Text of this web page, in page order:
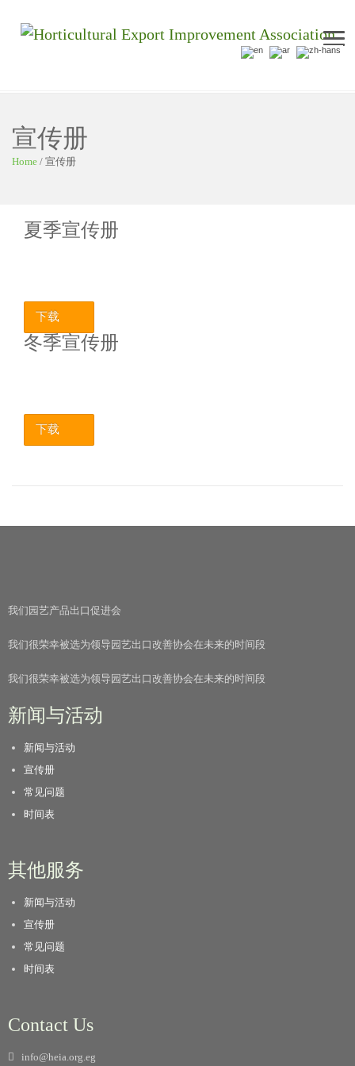
宣传册
Home / 宣传册
夏季宣传册
下载
冬季宣传册
下载
我们园艺产品出口促进会
我们很荣幸被选为领导园艺出口改善协会在未来的时间段
我们很荣幸被选为领导园艺出口改善协会在未来的时间段
新闻与活动
新闻与活动
宣传册
常见问题
时间表
其他服务
新闻与活动
宣传册
常见问题
时间表
Contact Us
info@heia.org.eg